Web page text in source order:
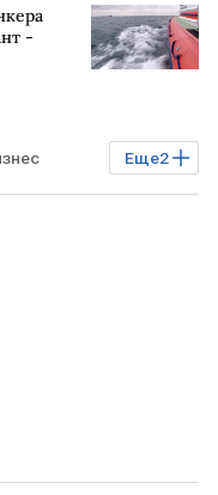
-
Еще2